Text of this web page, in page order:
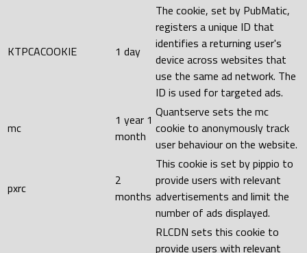
KTPCACOOKIE 1 day
The cookie, set by PubMatic,
registers a unique ID that
identifies a returning user's
device across websites that
use the same ad network. The
ID is used for targeted ads.
mc
1 year 1
month
Quantserve sets the mc
cookie to anonymously track
user behaviour on the website.
pxrc
2
months
This cookie is set by pippio to
provide users with relevant
advertisements and limit the
number of ads displayed.
RLCDN sets this cookie to
provide users with relevant